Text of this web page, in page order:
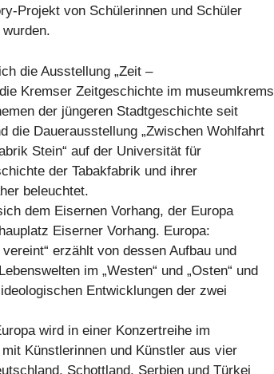
Projekt von Schülerinnen und Schüler
die Ausstellung „Zeit –
Kremser Zeitgeschichte im museumkrems
der jüngeren Stadtgeschichte seit
die Dauerausstellung „Zwischen Wohlfahrt
Stein“ auf der Universität für
der Tabakfabrik und ihrer
beleuchtet.
dem Eisernen Vorhang, der Europa
Eiserner Vorhang. Europa:
erzählt von dessen Aufbau und
im „Westen“ und „Osten“ und
Entwicklungen der zwei
wird in einer Konzertreihe im
Künstlerinnen und Künstler aus vier
Schottland, Serbien und Türkei